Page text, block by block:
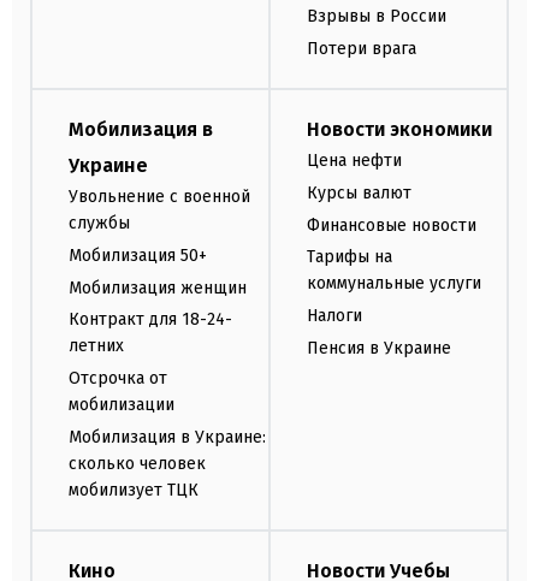
Взрывы в России
Потери врага
Мобилизация в
Украине
Увольнение с военной
службы
Мобилизация 50+
Мобилизация женщин
Контракт для 18-24-
летних
Отсрочка от
мобилизации
Мобилизация в Украине:
сколько человек
мобилизует ТЦК
Новости экономики
Цена нефти
Курсы валют
Финансовые новости
Тарифы на
коммунальные услуги
Налоги
Пенсия в Украине
Кино Новости Учебы